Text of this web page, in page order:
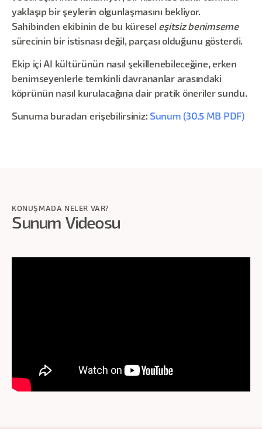
yaklaşıp bir şeylerin olgunlaşmasını bekliyor.
Sahibinden ekibinin de bu küresel eşitsiz benimseme
sürecinin bir istisnası değil, parçası olduğunu gösterdi.
Ekip içi AI kültürünün nasıl şekillenebileceğine, erken
benimseyenlerle temkinli davrananlar arasındaki
köprünün nasıl kurulacağına dair pratik öneriler sundu.
Sunuma buradan erişebilirsiniz: Sunum (30.5 MB PDF)
KONUŞMADA NELER VAR?
Sunum Videosu